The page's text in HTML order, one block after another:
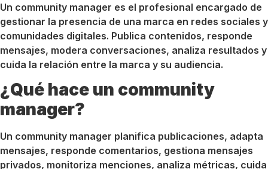
Un community manager es el profesional encargado de
gestionar la presencia de una marca en redes sociales y
comunidades digitales. Publica contenidos, responde
mensajes, modera conversaciones, analiza resultados y
cuida la relación entre la marca y su audiencia.
¿Qué hace un community
manager?
Un community manager planifica publicaciones, adapta
mensajes, responde comentarios, gestiona mensajes
privados, monitoriza menciones, analiza métricas, cuida